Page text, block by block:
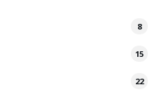
8
15
22